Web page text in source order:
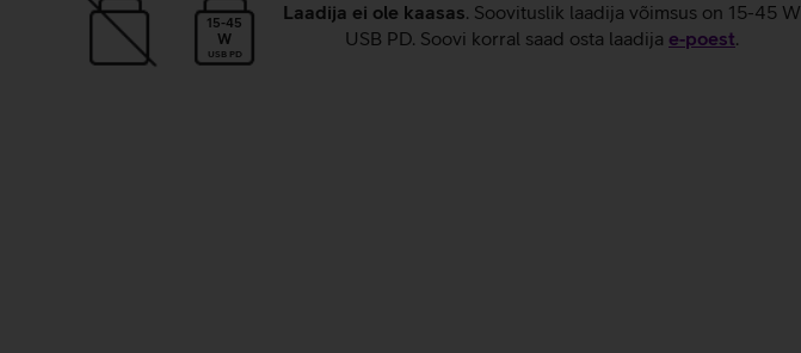
15-45
W
USB PD
Laadija ei ole kaasas. Soovituslik laadija võimsus on 15-45 W
USB PD. Soovi korral saad osta laadija e‑poest.